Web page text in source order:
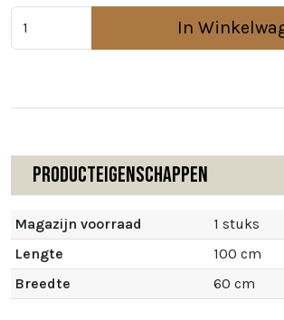
In
Producteigenschappen
Magazijn voorraad
1 stuks
Lengte
100 cm
Breedte
60 cm